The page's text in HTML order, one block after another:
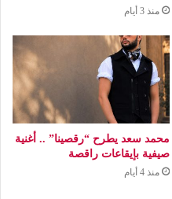
منذ 3 أيام
محمد سعد يطرح “رقصينا” .. أغنية
صيفية بإيقاعات راقصة
منذ 4 أيام